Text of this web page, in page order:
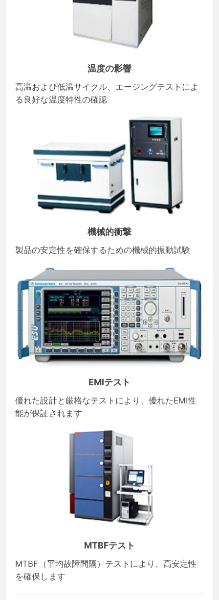
温度の影響
高温および低温サイクル、エージングテストによ
る良好な温度特性の確認
機械的衝撃
製品の安定性を確保するための機械的振動試験
EMIテスト
優れた設計と厳格なテストにより、優れたEMI性
能が保証されます
MTBFテスト
MTBF（平均故障間隔）テストにより、高安定性
を確保します